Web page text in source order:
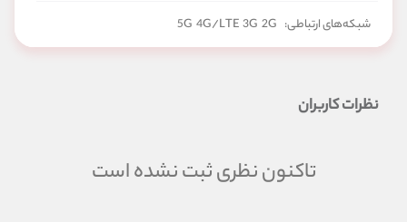
شبکه‌های ارتباطی: 2G
3G
4G/LTE
5G
نظرات کاربران
تاکنون نظری ثبت نشده است